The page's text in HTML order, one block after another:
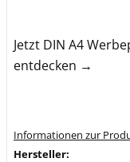
Jetzt DIN A4
entdecken →
Informationen zur
Hersteller: